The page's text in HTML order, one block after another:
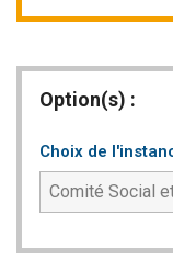
Option(s) :
Choix de